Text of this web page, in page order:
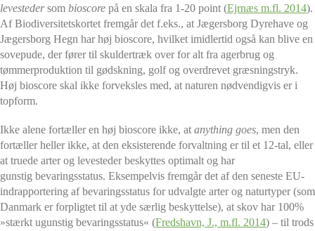
levestedersom bioscore på en skala fra 1-20 point (Ejrnæs m.fl. 2014).
Af Biodiversitetskortet fremgår det f.eks., at Jægersborg Dyrehave og
Jægersborg Hegn har høj bioscore, hvilket imidlertid også kan blive en
sovepude, der fører til skuldertræk over for alt fra agerbrug og
tømmerproduktion til gødskning, golf og overdrevet græsningstryk.
Høj bioscore skal ikke forveksles med, at naturen nødvendigvis er i
topform.
Ikke alene fortæller en høj bioscore ikke, at anything goes, men den
fortæller heller ikke, at den eksisterende forvaltning er til et 12-tal, eller
at truede arter og levesteder beskyttes optimalt og har
gunstig bevaringsstatus. Eksempelvis fremgår det af den seneste EU-
indrapportering af bevaringsstatus for udvalgte arter og naturtyper (som
Danmark er forpligtet til at yde særlig beskyttelse), at skov har 100%
»stærkt ugunstig bevaringsstatus« (Fredshavn, J., m.fl. 2014) – til trods